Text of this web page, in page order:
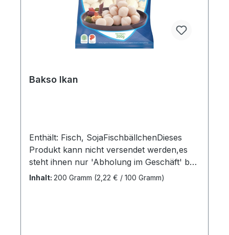
Bakso Ikan
Enthält: Fisch, SojaFischbällchenDieses
Produkt kann nicht versendet werden,es
steht ihnen nur 'Abholung im Geschäft' bei
den 'Versandarten' zur
Inhalt: 200 Gramm (2,22 € / 100 Gramm)